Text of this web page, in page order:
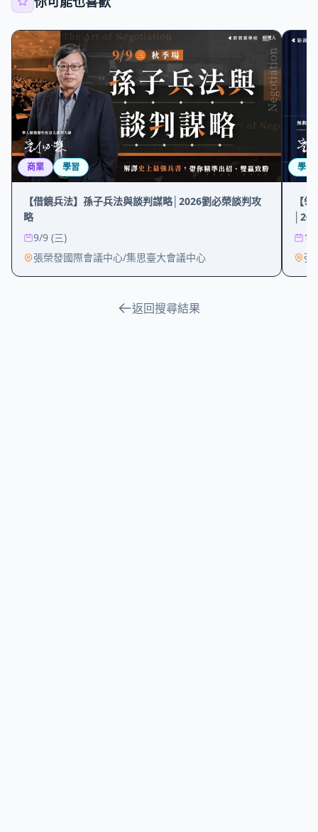
商業 學習
【借鏡兵法】孫子兵法與談判謀略│2026劉必榮談判攻
略
9/9 (三)
張榮發國際會議中心/集思臺大會議中心
學習
【
張
返回搜尋結果